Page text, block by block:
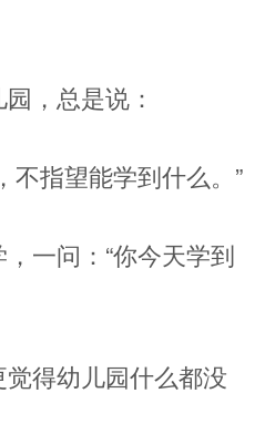
，总是说：
不指望能学到什么。”
一问：“你今天学到
得幼儿园什么都没